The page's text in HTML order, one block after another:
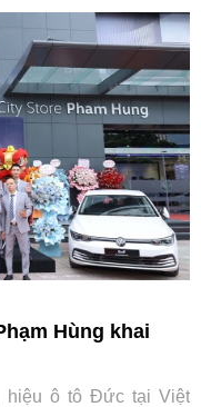
Hùng khai
hiệu ô tô Đức tại Việt